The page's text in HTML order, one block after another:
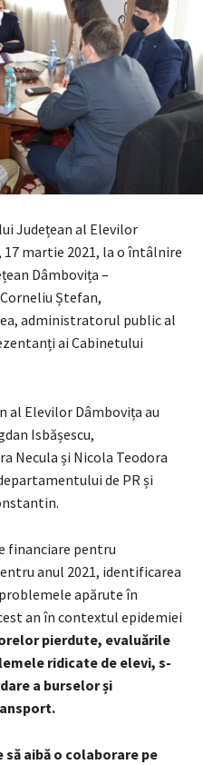
Județean al Elevilor
martie 2021, la o întâlnire
Dâmbovița –
Ștefan,
administratorul public al
ai Cabinetului
al Elevilor Dâmbovița au
Isbășescu,
Necula și Nicola Teodora
de PR și
financiare pentru
anul 2021, identificarea
apărute în
an în contextul epidemiei
pierdute, evaluările
ridicate de elevi, s-
a burselor și
să aibă o colaborare pe